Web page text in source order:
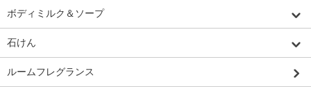
ボディミルク＆ソープ
石けん
ルームフレグランス